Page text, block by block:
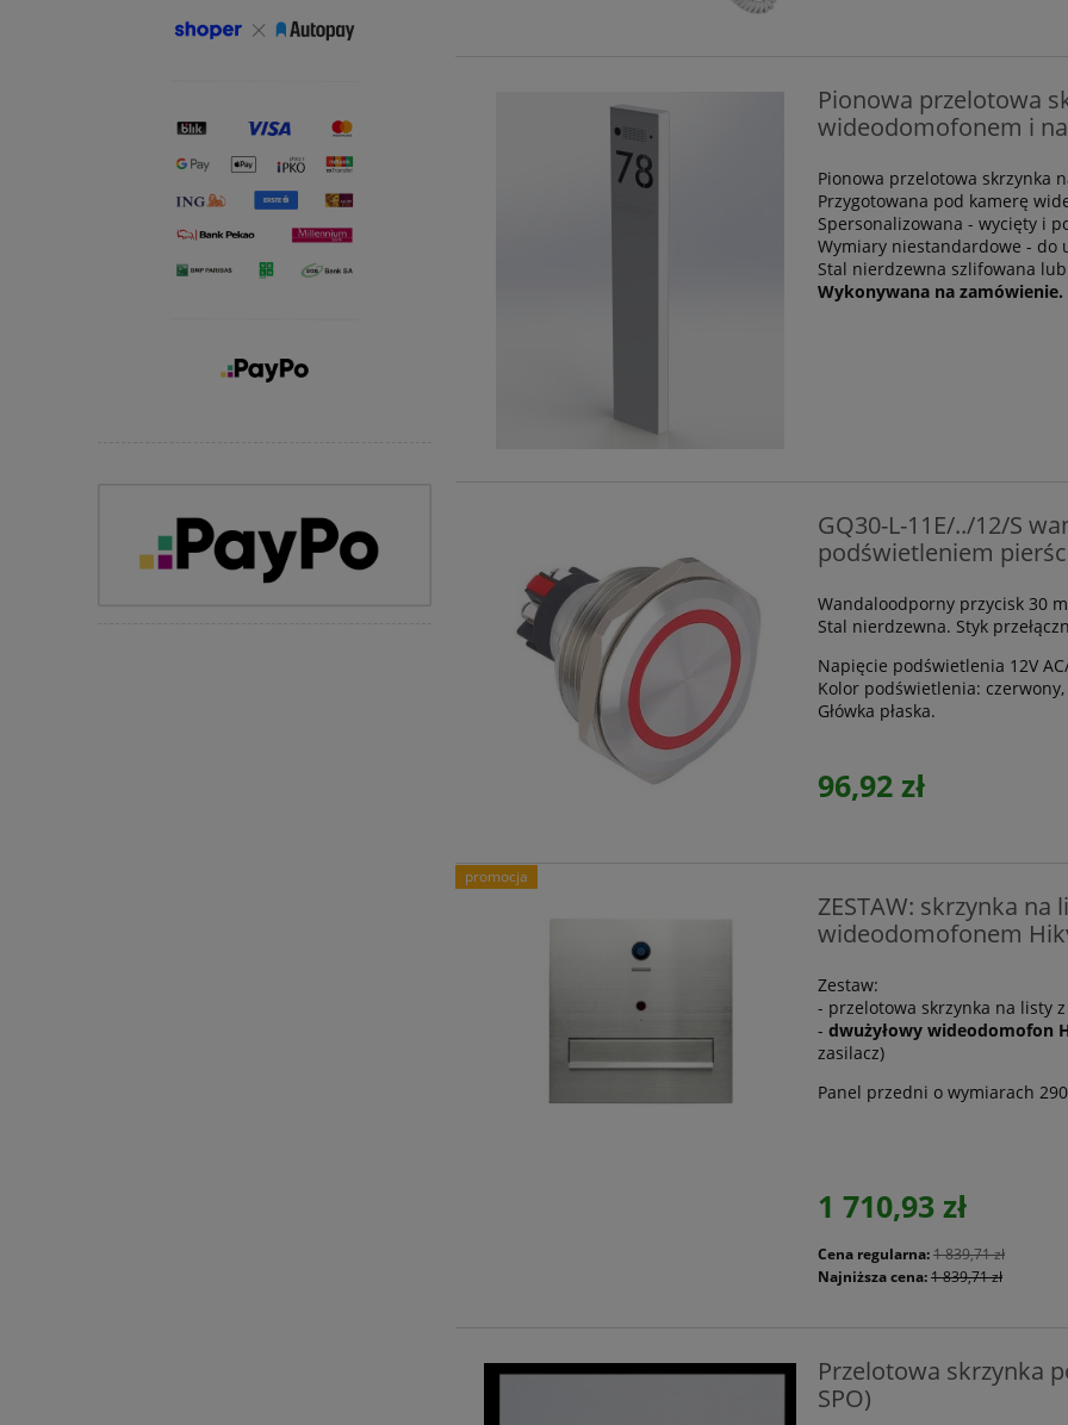
Pionowa przelotowa
wideodomofonem i
Pionowa przelotowa skrzynka
Przygotowana pod kamerę
Spersonalizowana - wycięty i
Wymiary niestandardowe - do
Stal nierdzewna szlifowana
Wykonywana na zamówienie.
GQ30-L-11E/../12/S
podświetleniem
Wandaloodporny przycisk 30
Stal nierdzewna. Styk
Napięcie podświetlenia 12V
Kolor podświetlenia: czerwony,
Główka płaska.
96,92 zł
ZESTAW: skrzynka na
wideodomofonem
Zestaw:
- przelotowa skrzynka na listy
-dwużyłowy wideodomofon
zasilacz)
Panel przedni o wymiarach
1 710,93 zł
Cena regularna:1 839,71 zł
Najniższa cena:1 839,71 zł
promocja
Przelotowa skrzynka
SPO)